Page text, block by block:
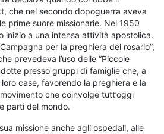
che nel secondo dopoguerra aveva
prime suore missionarie. Nel 1950
inizio a una intensa attività apostolica.
per la preghiera del rosario”,
prevedeva l’uso delle “Piccole
presso gruppi di famiglie che, a
case, favorendo la preghiera e la
che coinvolge tutt’oggi
parti del mondo.
missione anche agli ospedali, alle